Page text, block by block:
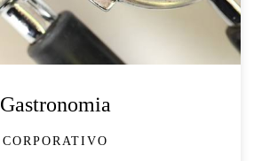
Gastronomia
CORPORATIVO